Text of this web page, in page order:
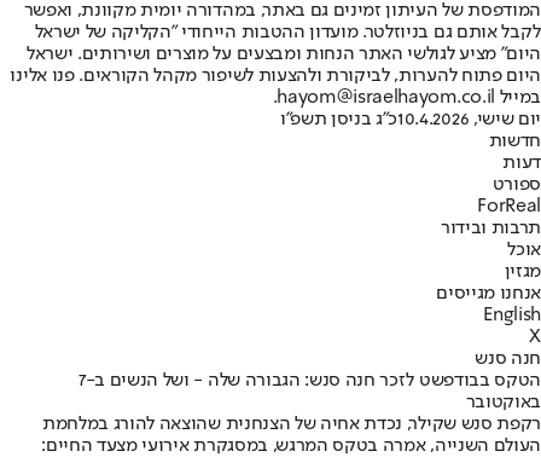
המודפסת של העיתון זמינים גם באתר, במהדורה יומית מקוונת, ואפשר
לקבל אותם גם בניוזלטר. מועדון ההטבות הייחודי "הקליקה של ישראל
היום" מציע לגולשי האתר הנחות ומבצעים על מוצרים ושירותים. ישראל
היום פתוח להערות, לביקורת ולהצעות לשיפור מקהל הקוראים. פנו אלינו
במייל hayom@israelhayom.co.il.
יום שישי, 10.4.2026
כ"ג בניסן תשפ"ו
חדשות
דעות
ספורט
ForReal
תרבות ובידור
אוכל
מגזין
אנחנו מגייסים
English
X
חנה סנש
הטקס בבודפשט לזכר חנה סנש: הגבורה שלה - ושל הנשים ב-7
באוקטובר
רקפת סנש שקילר, נכדת אחיה של הצנחנית שהוצאה להורג במלחמת
העולם השנייה, אמרה בטקס המרגש, במסגקרת אירועי מצעד החיים: